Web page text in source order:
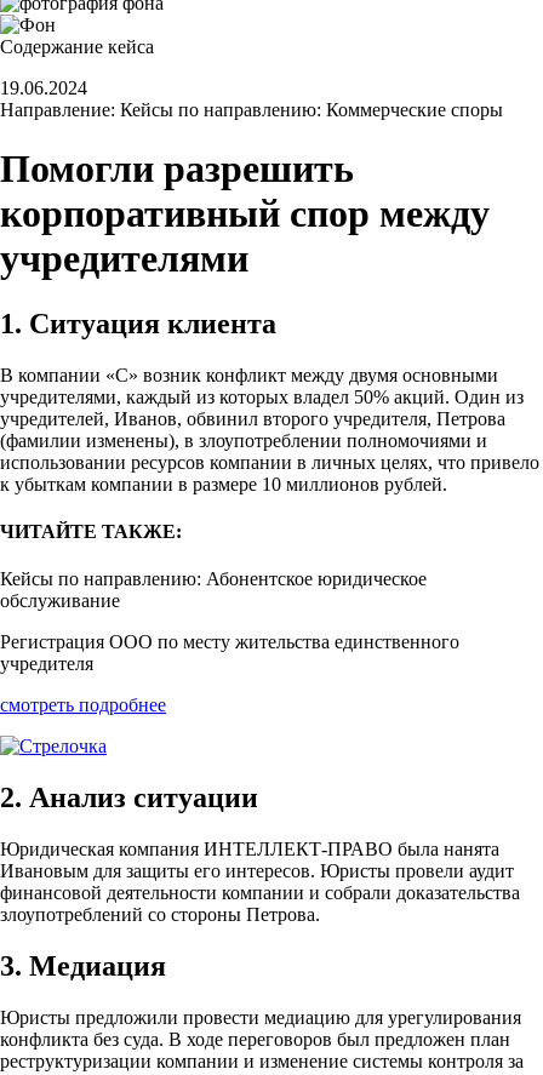
Содержание кейса
19.06.2024
Направление: Кейсы по направлению: Коммерческие споры
Помогли разрешить
корпоративный спор между
учредителями
1. Ситуация клиента
В компании «С» возник конфликт между двумя основными
учредителями, каждый из которых владел 50% акций. Один из
учредителей, Иванов, обвинил второго учредителя, Петрова
(фамилии изменены), в злоупотреблении полномочиями и
использовании ресурсов компании в личных целях, что привело
к убыткам компании в размере 10 миллионов рублей.
ЧИТАЙТЕ ТАКЖЕ:
Кейсы по направлению: Абонентское юридическое
обслуживание
Регистрация ООО по месту жительства единственного
учредителя
смотреть подробнее
2. Анализ ситуации
Юридическая компания ИНТЕЛЛЕКТ-ПРАВО была нанята
Ивановым для защиты его интересов. Юристы провели аудит
финансовой деятельности компании и собрали доказательства
злоупотреблений со стороны Петрова.
3. Медиация
Юристы предложили провести медиацию для урегулирования
конфликта без суда. В ходе переговоров был предложен план
реструктуризации компании и изменение системы контроля за